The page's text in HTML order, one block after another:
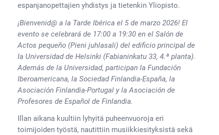
espanjanopettajien yhdistys ja tietenkin Yliopisto.
¡Bienvenid@ a la Tarde Ibérica el 5 de marzo 2026! El
evento se celebrará de 17:00 a 19:30 en el Salón de
Actos pequeño (Pieni juhlasali) del edificio principal de
la Universidad de Helsinki (Fabianinkatu 33, 4.ª planta).
Además de la Universidad, participan la Fundación
Iberoamericana, la Sociedad Finlandia-España, la
Asociación Finlandia-Portugal y la Asociación de
Profesores de Español de Finlandia.
Illan aikana kuultiin lyhyitä puheenvuoroja eri
toimijoiden työstä, nautittiin musiikkiesityksistä sekä